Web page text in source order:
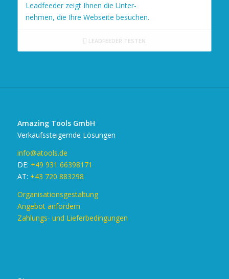
Leadfeeder zeigt Ihnen die Unter-
nehmen, die Ihre Webseite besuchen.
LEADFEEDER TESTEN
Amazing Tools GmbH
Verkaufssteigernde Lösungen
info@atools.de
DE: +49 931 66398171
AT: +43 720 883298
Organisationsgestaltung
Angebot anfordern
Zahlungs- und Lieferbedingungen